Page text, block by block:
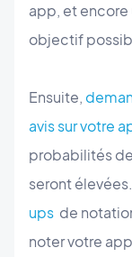
app, et encore
objectif
Ensuite,
avis sur votre
probabilités
seront
ups de
noter votre